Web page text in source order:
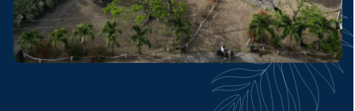
Север острова Маврикий — это
сосредоточие лучших пляжей, ночной
жизни и вкусных ресторанчиков